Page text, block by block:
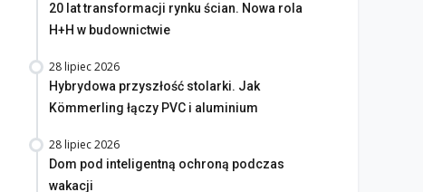
20 lat transformacji rynku ścian. Nowa rola
H+H w budownictwie
28 lipiec 2026
Hybrydowa przyszłość stolarki. Jak
Kömmerling łączy PVC i aluminium
28 lipiec 2026
Dom pod inteligentną ochroną podczas
wakacji